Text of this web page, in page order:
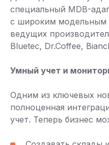
специальный MDB-
с широким
ведущих
Bluetec, Dr.Coffee,
Умный учет и
Одним из ключевых
полноценная
учет. Теперь бизнес